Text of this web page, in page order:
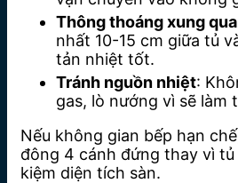
Thông thoáng xung
nhất 10-15 cm giữa tủ
tản nhiệt tốt.
Tránh nguồn nhiệt:
gas, lò nướng vì sẽ làm
Nếu không gian bếp hạn
đông 4 cánh đứng thay vì
kiệm diện tích sàn.